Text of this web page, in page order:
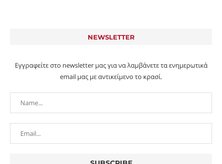
NEWSLETTER
Εγγραφείτε στο newsletter μας για να λαμβάνετε τα ενημερωτικά
email μας με αντικείμενο το κρασί.